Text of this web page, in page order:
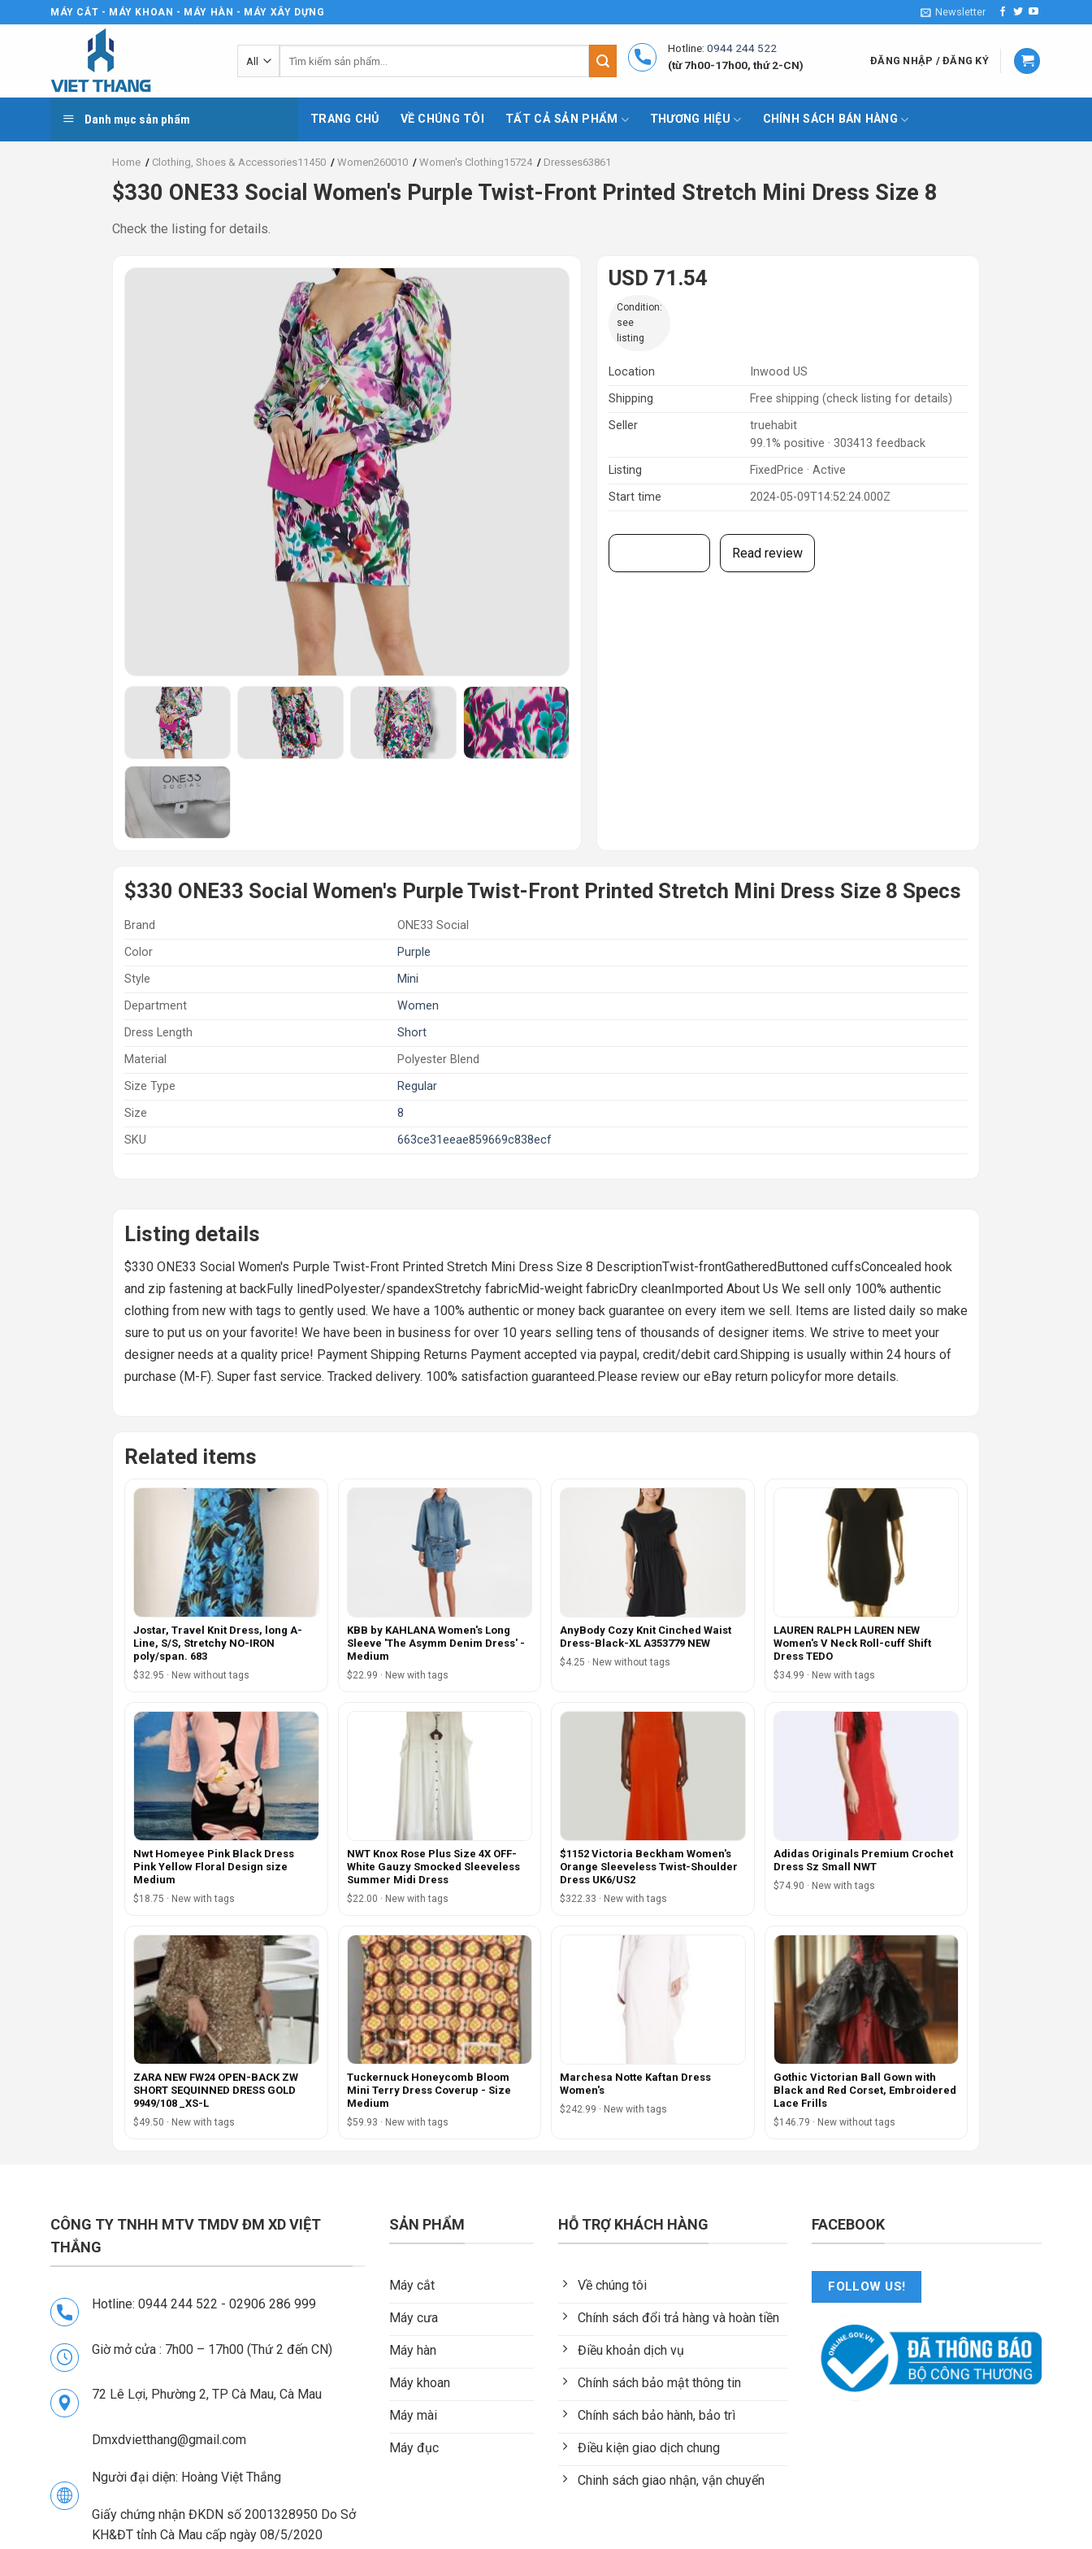
to
MÁY CẮT - MÁY KHOAN - MÁY HÀN - MÁY XÂY DỰNG Newsletter
kiếm:
Hotline: 0944 244 522
(từ 7h00-17h00, thứ 2-CN)
ĐĂNG NHẬP / ĐĂNG KÝ
Danh mục sản phẩm TRANG CHỦ VỀ CHÚNG TÔI TẤT CẢ SẢN PHẨM THƯƠNG HIỆU CHÍNH SÁCH BÁN HÀNG
Home / Clothing, Shoes & Accessories11450 / Women260010 / Women's Clothing15724/ Dresses63861
$330 ONE33 Social Women's Purple Twist-Front Printed Stretch Mini Dress Size 8
Check the listing for details.
USD 71.54
Condition:
see
listing
Location
Inwood US
Shipping
Free shipping (check listing for details)
Seller
truehabit
99.1% positive · 303413 feedback
Listing
FixedPrice · Active
Start time
2024-05-09T14:52:24.000Z
Read review
$330 ONE33 Social Women's Purple Twist-Front Printed Stretch Mini Dress Size 8 Specs
Brand
ONE33 Social
Color
Purple
Style
Mini
Department
Women
Dress Length
Short
Material
Polyester Blend
Size Type
Regular
Size
8
SKU
663ce31eeae859669c838ecf
Listing details
$330 ONE33 Social Women's Purple Twist-Front Printed Stretch Mini Dress Size 8 DescriptionTwist-frontGatheredButtoned cuffsConcealed hook
and zip fastening at backFully linedPolyester/spandexStretchy fabricMid-weight fabricDry cleanImported About Us We sell only 100% authentic
clothing from new with tags to gently used. We have a 100% authentic or money back guarantee on every item we sell. Items are listed daily so make
sure to put us on your favorite! We have been in business for over 10 years selling tens of thousands of designer items. We strive to meet your
designer needs at a quality price! Payment Shipping Returns Payment accepted via paypal, credit/debit card.Shipping is usually within 24 hours of
purchase (M-F). Super fast service. Tracked delivery. 100% satisfaction guaranteed.Please review our eBay return policyfor more details.
Related items
Jostar, Travel Knit Dress, long A-
Line, S/S, Stretchy NO-IRON
poly/span. 683
$32.95 · New without tags
KBB by KAHLANA Women's Long
Sleeve 'The Asymm Denim Dress' -
Medium
$22.99 · New with tags
AnyBody Cozy Knit Cinched Waist
Dress-Black-XL A353779 NEW
$4.25 · New without tags
LAUREN RALPH LAUREN NEW
Women's V Neck Roll-cuff Shift
Dress TEDO
$34.99 · New with tags
Nwt Homeyee Pink Black Dress
Pink Yellow Floral Design size
Medium
$18.75 · New with tags
NWT Knox Rose Plus Size 4X OFF-
White Gauzy Smocked Sleeveless
Summer Midi Dress
$22.00 · New with tags
$1152 Victoria Beckham Women's
Orange Sleeveless Twist-Shoulder
Dress UK6/US2
$322.33 · New with tags
Adidas Originals Premium Crochet
Dress Sz Small NWT
$74.90 · New with tags
ZARA NEW FW24 OPEN-BACK ZW
SHORT SEQUINNED DRESS GOLD
9949/108 _XS-L
$49.50 · New with tags
Tuckernuck Honeycomb Bloom
Mini Terry Dress Coverup - Size
Medium
$59.93 · New with tags
Marchesa Notte Kaftan Dress
Women's
$242.99 · New with tags
Gothic Victorian Ball Gown with
Black and Red Corset, Embroidered
Lace Frills
$146.79 · New without tags
CÔNG TY TNHH MTV TMDV ĐM XD VIỆT
THẮNG
Hotline: 0944 244 522 - 02906 286 999
Giờ mở cửa : 7h00 – 17h00 (Thứ 2 đến CN)
72 Lê Lợi, Phường 2, TP Cà Mau, Cà Mau
Dmxdvietthang@gmail.com
Người đại diện: Hoàng Việt Thắng
Giấy chứng nhận ĐKDN số 2001328950 Do Sở
KH&ĐT tỉnh Cà Mau cấp ngày 08/5/2020
SẢN PHẨM
Máy cắt
Máy cưa
Máy hàn
Máy khoan
Máy mài
Máy đục
HỖ TRỢ KHÁCH HÀNG
Về chúng tôi
Chính sách đổi trả hàng và hoàn tiền
Điều khoản dịch vụ
Chính sách bảo mật thông tin
Chính sách bảo hành, bảo trì
Điều kiện giao dịch chung
Chinh sách giao nhận, vận chuyển
FACEBOOK
FOLLOW US!